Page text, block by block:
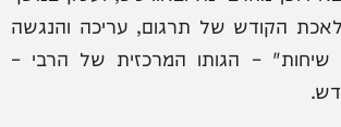
הקודש של תרגום, עריכה והנגשה
שיחות" – הגותו המרכזית של הרבי –